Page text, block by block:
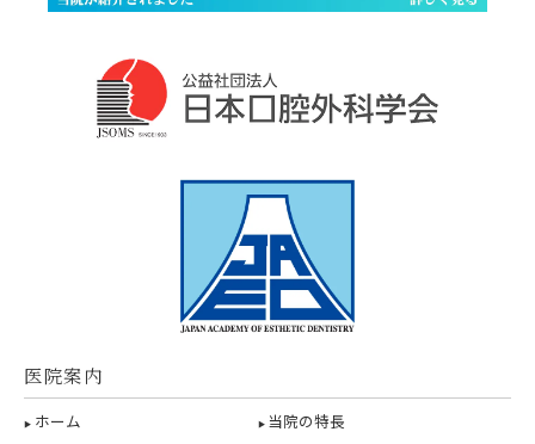
医院案内
ホーム
当院の特長